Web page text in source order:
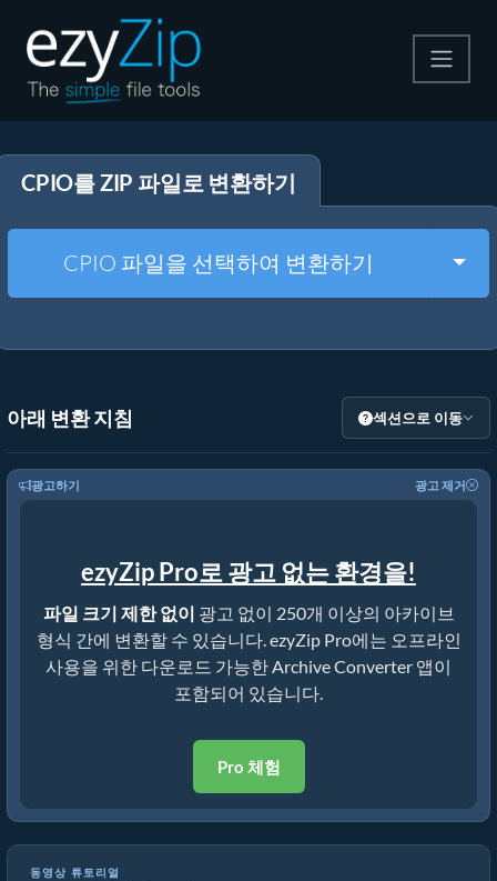
압축 해제
기타 도구
CPIO를 ZIP 파일로 변환하기
CPIO 파일을 선택하여 변환하기
아래 변환 지침 섹션으로 이동
광고하기 광고 제거
ezyZip Pro로 광고 없는 환경을!
파일 크기 제한 없이 광고 없이 250개 이상의 아카이브
형식 간에 변환할 수 있습니다. ezyZip Pro에는 오프라인
사용을 위한 다운로드 가능한 Archive Converter 앱이
포함되어 있습니다.
Pro 체험
동영상 튜토리얼